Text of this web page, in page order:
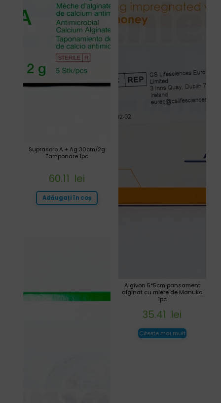
Algivon 5*5cm pansament
alginat cu miere de Manuka
1pc
35.41 lei
Citește mai mult
Suprasorb A + Ag 30cm/2g
Tamponare 1pc
60.11 lei
Adăugați în coș